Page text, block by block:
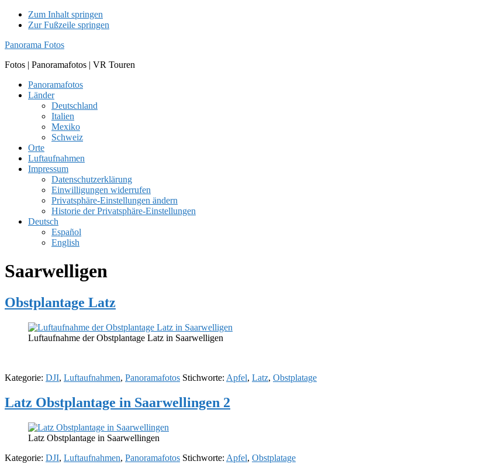
Zum Inhalt springen
Zur Fußzeile springen
Panorama Fotos
Fotos | Panoramafotos | VR Touren
Panoramafotos
Länder
Deutschland
Italien
Mexiko
Schweiz
Orte
Luftaufnahmen
Impressum
Datenschutzerklärung
Einwilligungen widerrufen
Privatsphäre-Einstellungen ändern
Historie der Privatsphäre-Einstellungen
Deutsch
Español
English
Saarwelligen
Obstplantage Latz
Luftaufnahme der Obstplantage Latz in Saarwelligen
Kategorie: DJI, Luftaufnahmen, Panoramafotos Stichworte: Apfel, Latz, Obstplatage
Latz Obstplantage in Saarwellingen 2
Latz Obstplantage in Saarwellingen
Kategorie: DJI, Luftaufnahmen, Panoramafotos Stichworte: Apfel, Obstplatage